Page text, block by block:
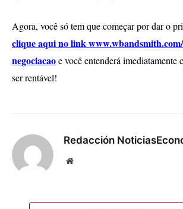
Agora, você só tem que começar por dar o
clique aqui no link
negociacaoe você entenderá imediatamente
ser rentável!
Redacción
Website